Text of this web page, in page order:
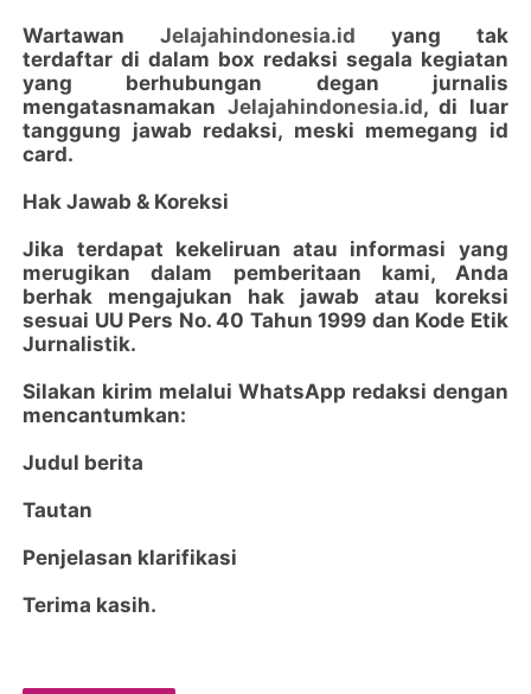
WartawanJelajahindonesia.id yang tak
terdaftar di dalam box redaksi segala kegiatan
yang berhubungan degan jurnalis
mengatasnamakan Jelajahindonesia.id, di luar
tanggung jawab redaksi, meski memegang id
card.
Hak Jawab & Koreksi
Jika terdapat kekeliruan atau informasi yang
merugikan dalam pemberitaan kami, Anda
berhak mengajukan hak jawab atau koreksi
sesuai UU Pers No. 40 Tahun 1999 dan Kode Etik
Jurnalistik.
Silakan kirim melalui WhatsApp redaksi dengan
mencantumkan:
Judul berita
Tautan
Penjelasan klarifikasi
Terima kasih.